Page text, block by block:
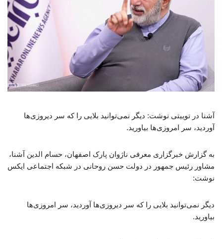
آشنا در توییتی نوشت: دیگر نمی‌توانید بلایی را که سر دیروزی‌ها
آوردید، سر امروزی‌ها بیاورید.
به گزارش خبرگزاری معرفی ناژوان پارک اصفهان، حسام الدین آشنا،
مشاور رئیس جمهور در دولت حسن روحانی در شبکه اجتماعی ایکس
نوشت:
دیگر نمی‌توانید بلایی را که سر دیروزی‌ها آوردید، سر امروزی‌ها
بیاورید.